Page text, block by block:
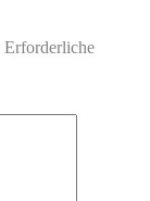
Erforderliche